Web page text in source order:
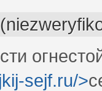
sejf.ru/>